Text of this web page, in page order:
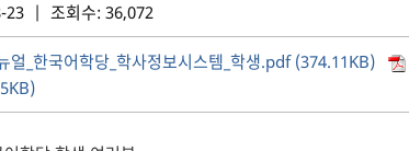
23 | 조회수: 36,072
얼_한국어학당_학사정보시스템_학생.pdf (374.11KB)